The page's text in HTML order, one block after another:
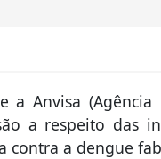
a Anvisa
a respeito das
contra a dengue